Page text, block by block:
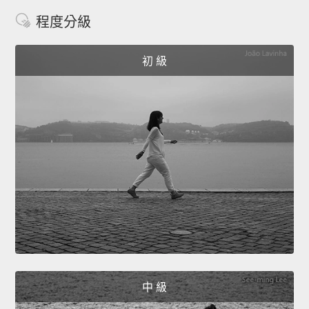
程度分級
初 級
中 級